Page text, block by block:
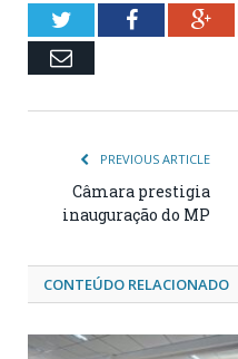
TwitterFacebook
Email
PREVIOUS ARTICLE
Câmara prestigia
inauguração do MP
CONTEÚDO RELACIONADO